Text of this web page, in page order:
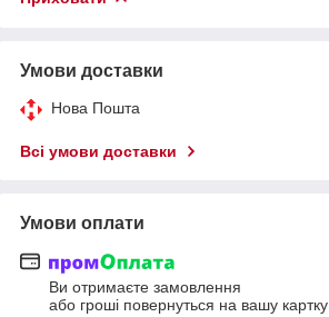
Умови доставки
Нова Пошта
Всі умови доставки
Умови оплати
Ви отримаєте замовлення
або гроші повернуться на вашу картку